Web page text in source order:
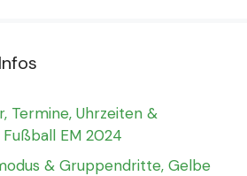
Termine, Uhrzeiten &
EM 2024
& Gruppendritte, Gelbe